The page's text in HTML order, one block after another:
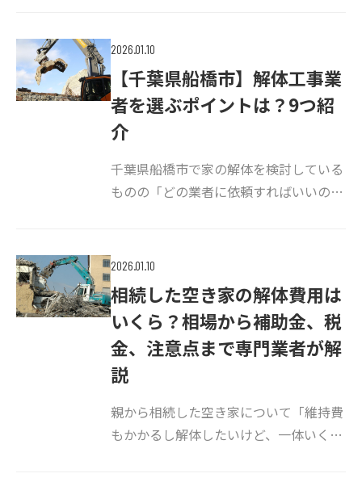
ンの停止など、普段なじみのない手続き
が山積みです。 もし手続きを忘れてしま
う […]
2026.01.10
【千葉県船橋市】解体工事業
者を選ぶポイントは？9つ紹
介
千葉県船橋市で家の解体を検討している
ものの「どの業者に依頼すればいいの
んか。 解体工事は一生のうち何度も経
験するものではないため、業者の選び方
がわか […]
2026.01.10
相続した空き家の解体費用は
いくら？相場から補助金、税
金、注意点まで専門業者が解
説
親から相続した空き家について「維持費
もかかるし解体したいけど、一体いくら